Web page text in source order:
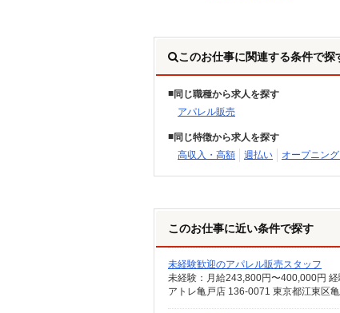
このお仕事に関連する条件で探
同じ職種から求人を探す
アパレル販売
同じ特徴から求人を探す
高収入・高額
週払い オープニン
このお仕事に近い条件で探す
未経験歓迎のアパレル販売スタッフ
アトレ亀戸店 136-0071 東京都江東区